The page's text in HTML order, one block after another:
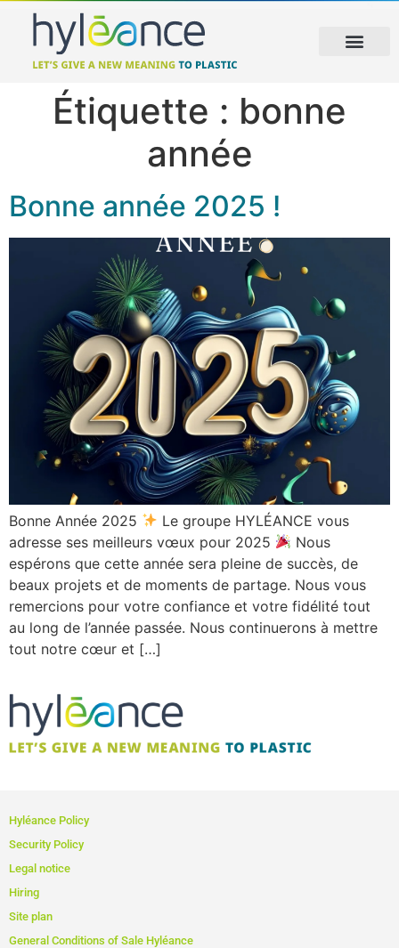
Étiquette : bonne
année
Bonne année 2025 !
Bonne Année 2025
Le groupe HYLÉANCE vous
adresse ses meilleurs vœux pour 2025
Nous
espérons que cette année sera pleine de succès, de
beaux projets et de moments de partage. Nous vous
remercions pour votre confiance et votre fidélité tout
au long de l’année passée. Nous continuerons à mettre
tout notre cœur et […]
Hyléance Policy
Security Policy
Legal notice
Hiring
Site plan
General Conditions of Sale Hyléance